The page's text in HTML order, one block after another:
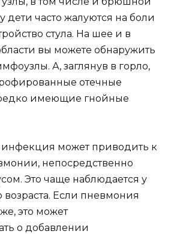
дети часто жалуются на боли
стула. На шее и в
вы можете обнаружить
А, заглянув в горло,
отечные
имеющие гнойные
может приводить к
непосредственно
Это чаще наблюдается у
Если пневмония
это может
о добавлении